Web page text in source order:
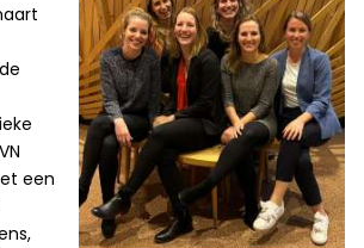
een